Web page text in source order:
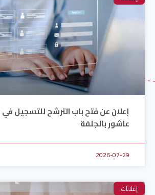
إعلان عن فتح باب الترشح للتسجيل
عاشور بالجلفة
2026-07-29
إعلانات